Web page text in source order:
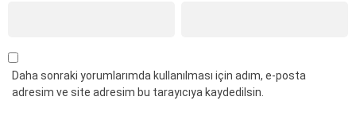
Daha sonraki yorumlarımda kullanılması için adım, e-posta
adresim ve site adresim bu tarayıcıya kaydedilsin.